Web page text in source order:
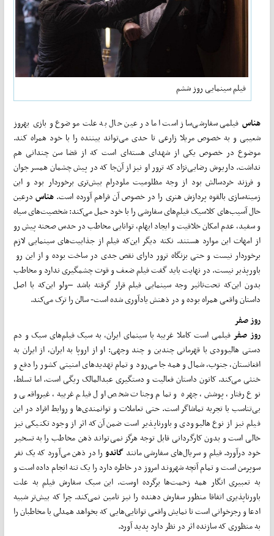
فیلم سینمایی روز ششم
هناسفیلمی سفارشی‌ساز است اما در عین حال به علت موضوع و بازی بهروز
شعیبی و به خصوص مریلا زارعی تا حدی می‌­تواند بیننده را با خود همراه کند.
موضوع در خصوص یکی از شهدای هسته­‌ای است که از قضا سن چندانی هم
نداشت. داریوش رضایی‌نژاد که ترور او نیز از آن‌جا که در پیش چشمان همسر جوان
و فرزند خردسالش بود از وجه مظلومیت ملودرام بیش‌تری برخوردار بود و این
زمینه‌سازی بالقوه پردازش هنری را در خصوص آن فراهم آورده است.هناسدرعین
حال آسیب­‌های کلاسیک فیلم­‌های سفارشی را با خود حمل می­‌کند: شخصیت­‌های سیاه
و سفید، عدم امکان خلاقیت و ایجاد ابهام، توانایی مخاطب در حدس صحنه پیش رو
از امهات این موارد هستند. نکته­ دیگر این‌که فیلم از جذابیت­‌های سینمایی لازم
برخوردار نیست و حتی بزنگاه ترور دارای نقص جدی در ساخت بوده و از این رو
باورپذیر نیست. در نهایت باید گفت فیلم ضعف و قوت چشمگیری ندارد و مخاطب
بدون این‌که تحت‌تاثیر وجه سینمایی فیلم قرار گرفته باشد –ولو این‌که با اصل
داستان واقعی همراه بوده و در ذهنش یادآوری شده است- سالن را ترک می‌کند.
روز صفر
روز صفرفیلمی است کاملا غریبه با سینمای ایران، به سبک فیلم­‌های سبک و دم
دستی هالیوودی با قهرمانی چندین و چند وجهی: او از اروپا به ایران، از ایران به
افغانستان، جنوب، شمال و همه جا می­‌رود و تمام تهدیدهای امنیتی کشور را دفع و
خنثی می­‌کند. کانون داستان فعالیت و دستگیری عبدالمالک ریگی است. اما تسلط،
نوع رفتار، پوشش، چهره و تمام وجنات شخص اول فیلم غریبه، غیرواقعی و
بی‌تناسب با تجربه تماشاگر است. حتی تعاملات و توانمندی‌ها و روابط افراد در این
فیلم نیز از نوع هالیوودی و باورناپذیر است ضمن آن‌که اثر از وجود تکنیکی نیز
خالی است و بدون کارگردانی قابل توجه هرگز نمی­‌تواند ذهن مخاطب را به تسخیر
خود درآورد. فیلم و سریال­‌های سفارشی مانند گاندورا در ذهن می‌آورد که یک نفر
سوپرمن است و تمام آنچه شهروند امروز در خاطره دارد را یک تنه انجام داده است و
به تعبیری انگار همه زحمت‌ها برگرده اوست. این سبک سفارش فیلم به علت
باورناپذیری اتفاقا منظور سفارش دهنده را نیز تامین نمی­‌کند. چرا که بیش‌تر شبیه
ادعا و رجزخوانی است تا نمایش واقعی توانایی­‌هایی که بخواهد همدلی با مخاطبان را
به منظوری که سازنده اثر در نظر دارد پدید آورد.